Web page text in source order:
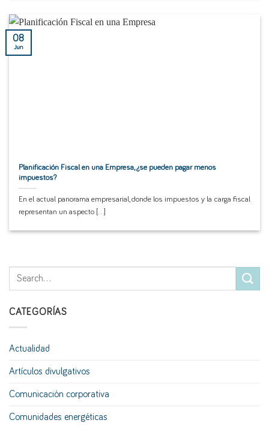
Planificación Fiscal en una Empresa, ¿se pueden pagar menos
impuestos?
En el actual panorama empresarial, donde los impuestos y la carga fiscal
representan un aspecto [...]
08
Jun
CATEGORÍAS
Actualidad
Artículos divulgativos
Comunicación corporativa
Comunidades energéticas